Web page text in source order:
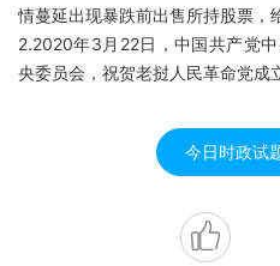
情蔓延出现暴跌前出售所持股票，
2.2020年3月22日，中国共产党
央委员会，祝贺老挝人民革命党成
今日时政试